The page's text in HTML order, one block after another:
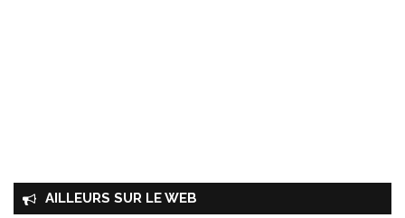
AILLEURS SUR LE WEB